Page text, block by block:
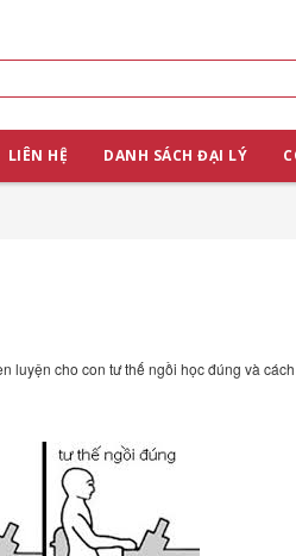
LIÊN HỆ DANH SÁCH ĐẠI LÝ
luyện cho con tư thế ngồi học đúng và